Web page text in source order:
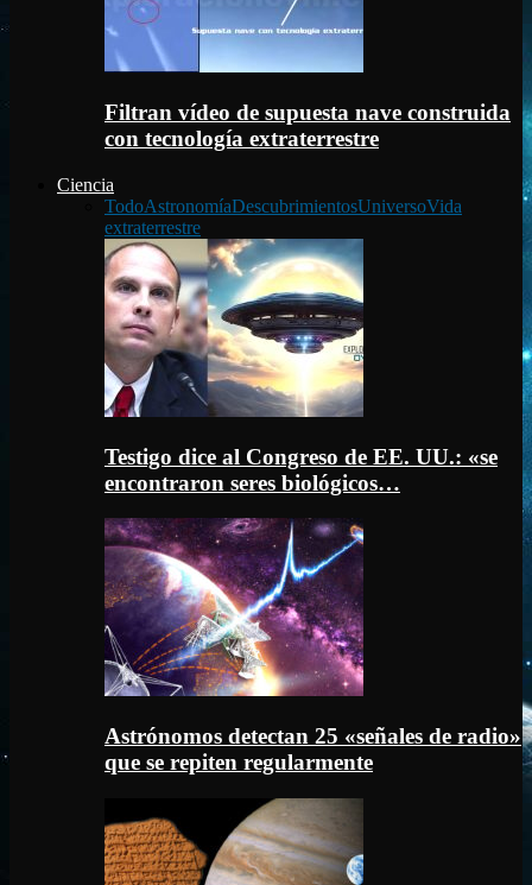
Filtran vídeo de supuesta nave construida
con tecnología extraterrestre
Ciencia
TodoAstronomíaDescubrimientosUniversoVida
extraterrestre
Testigo dice al Congreso de EE. UU.: «se
encontraron seres biológicos…
Astrónomos detectan 25 «señales de radio»
que se repiten regularmente